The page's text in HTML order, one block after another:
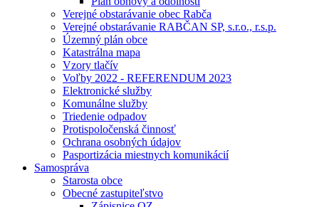
Verejné obstarávanie obec Rabča
Verejné obstarávanie RABČAN SP, s.r.o., r.s.p.
Územný plán obce
Katastrálna mapa
Vzory tlačív
Voľby 2022 - REFERENDUM 2023
Elektronické služby
Komunálne služby
Triedenie odpadov
Protispoločenská činnosť
Ochrana osobných údajov
Pasportizácia miestnych komunikácií
Samospráva
Starosta obce
Obecné zastupiteľstvo